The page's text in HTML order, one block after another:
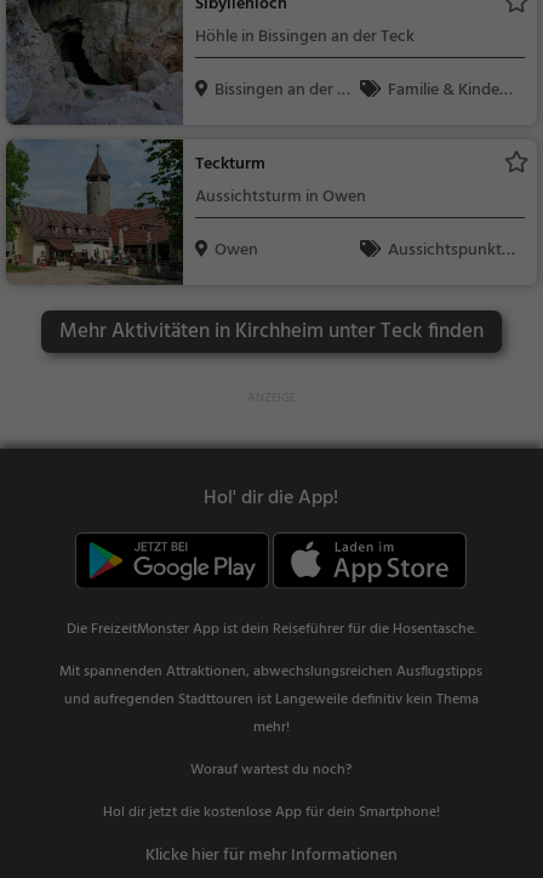
Höhle in Bissingen an der Teck
Bissingen an der T
Familie & Kinder,
Teckturm
Aussichtsturm in Owen
Owen
Aussichtspunkt, F
r
Mehr Aktivitäten in Kirchheim unter Teck finden
Hol' dir die App!
Die FreizeitMonster App ist dein Reiseführer für die Hosentasche.
Mit spannenden Attraktionen, abwechslungsreichen Ausflugstipps
und aufregenden Stadttouren ist Langeweile definitiv kein Thema
mehr!
Worauf wartest du noch?
Hol dir jetzt die kostenlose App für dein Smartphone!
Klicke hier für mehr Informationen